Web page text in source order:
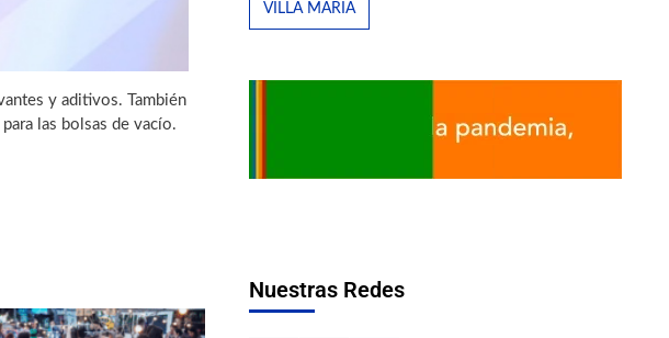
y aditivos. También
las bolsas de vacío.
VILLA MARÍA
Nuestras Redes